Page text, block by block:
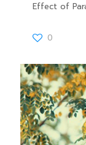
Effect of
0